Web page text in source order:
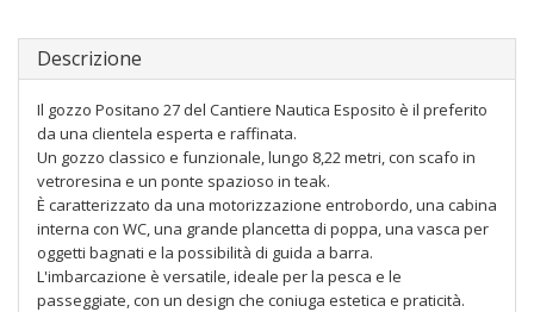
Descrizione
Il gozzo Positano 27 del Cantiere Nautica Esposito è il preferito
da una clientela esperta e raffinata.
Un gozzo classico e funzionale, lungo 8,22 metri, con scafo in
vetroresina e un ponte spazioso in teak.
È caratterizzato da una motorizzazione entrobordo, una cabina
interna con WC, una grande plancetta di poppa, una vasca per
oggetti bagnati e la possibilità di guida a barra.
L'imbarcazione è versatile, ideale per la pesca e le
passeggiate, con un design che coniuga estetica e praticità.